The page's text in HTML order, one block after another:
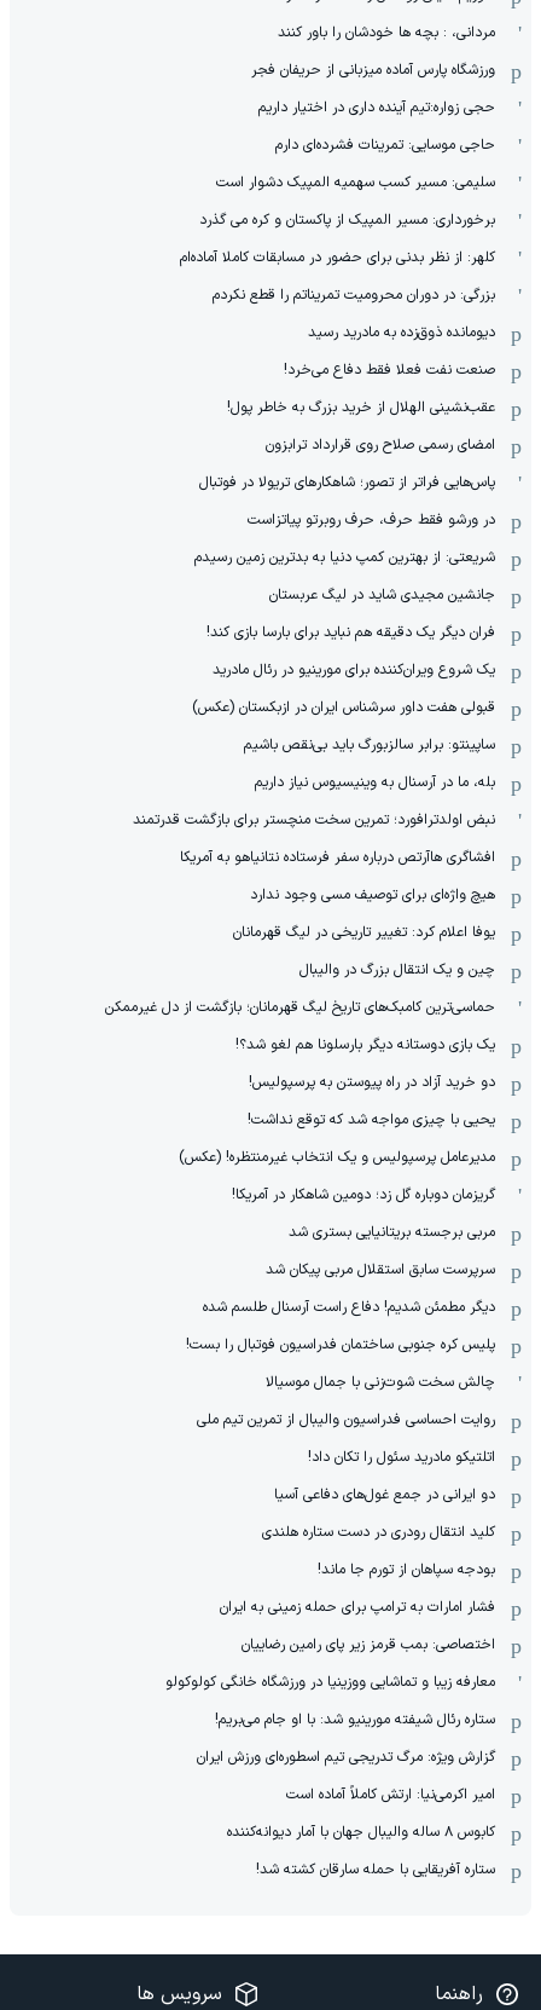
مردانی، : بچه ها خودشان را باور کنند
ورزشگاه پارس آماده میزبانی از حریفان فجر
حجی زواره:تیم آینده داری در اختیار داریم
حاجی موسایی: تمرینات فشرده‌ای دارم
سلیمی: مسیر کسب سهمیه المپیک دشوار است
برخورداری: مسیر المپیک از پاکستان و کره می گذرد
کلهر: از نظر بدنی برای حضور در مسابقات کاملا آماده‌ام
بزرگی: در دوران محرومیت تمریناتم را قطع نکردم
دیومانده ذوق‌زده به مادرید رسید
صنعت نفت فعلا فقط دفاع می‌خرد!
عقب‌نشینی الهلال از خرید بزرگ به خاطر پول!
امضای رسمی صلاح روی قرارداد ترابزون
پاس‌هایی فراتر از تصور؛ شاهکارهای تریولا در فوتبال
در ورشو فقط حرف، حرف روبرتو پیاتزاست
شریعتی: از بهترین کمپ‌ دنیا به بدترین زمین‌ رسیدم
جانشین مجیدی شاید در لیگ عربستان
فران دیگر یک دقیقه هم نباید برای بارسا بازی کند!
یک شروع ویران‌کننده برای مورینیو در رئال مادرید
قبولی هفت داور سرشناس ایران در ازبکستان (عکس)
ساپینتو: برابر سالزبورگ باید بی‌نقص باشیم
بله، ما در آرسنال به وینیسیوس نیاز داریم
نبض اولدترافورد؛ تمرین سخت منچستر برای بازگشت قدرتمند
افشاگری هاآرتص درباره سفر فرستاده نتانیاهو به آمریکا
هیچ واژه‌ای برای توصیف مسی وجود ندارد
یوفا اعلام کرد: تغییر تاریخی در لیگ قهرمانان
چین و یک انتقال بزرگ در والیبال
حماسی‌ترین کامبک‌های تاریخ لیگ قهرمانان؛ بازگشت از دل غیرممکن
یک بازی دوستانه دیگر بارسلونا هم لغو شد؟!
دو خرید آزاد در راه پیوستن به پرسپولیس!
یحیی با چیزی مواجه شد که توقع نداشت!
مدیرعامل پرسپولیس و یک انتخاب غیرمنتظره! (عکس)
گریزمان دوباره گل زد؛ دومین شاهکار در آمریکا!
مربی برجسته بریتانیایی بستری شد
سرپرست سابق استقلال مربی پیکان شد
دیگر مطمئن شدیم! دفاع راست آرسنال طلسم شده
پلیس کره ‌جنوبی ساختمان فدراسیون فوتبال را بست!
چالش سخت شوت‌زنی با جمال موسیالا
روایت احساسی فدراسیون والیبال از تمرین تیم ملی
اتلتیکو مادرید سئول را تکان داد!
دو ایرانی در جمع غول‌های دفاعی آسیا
کلید انتقال رودری در دست ستاره هلندی
بودجه سپاهان از تورم جا ماند!
فشار امارات به ترامپ برای حمله زمینی به ایران
اختصاصی: بمب قرمز زیر پای رامین رضاییان
معارفه زیبا و تماشایی ووزینیا در ورزشگاه خانگی کولوکولو
ستاره رئال شیفته مورینیو شد: با او جام می‌بریم!
گزارش ویژه: مرگ تدریجی تیم اسطوره‌ای ورزش ایران
امیر اکرمی‌نیا: ارتش کاملاً آماده است
کابوس ۸ ساله والیبال جهان با آمار دیوانه‌کننده
ستاره آفریقایی با حمله سارقان کشته شد!
راهنما سرویس ها